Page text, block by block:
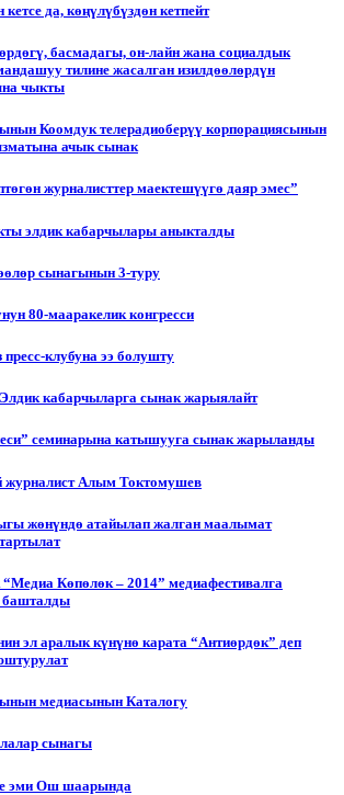
да, көңүлүбүздөн кетпейт
басмадагы, он-лайн жана социалдык
тилине жасалган изилдөөлөрдүн
чыкты
Коомдук телерадиоберүү корпорациясынын
ачык сынак
журналисттер маектешүүгө даяр эмес”
элдик кабарчылары аныкталды
сынагынын 3-туру
80-мааракелик конгресси
клубуна ээ болушту
кабарчыларга сынак жарыялайт
семинарына катышууга сынак жарыланды
журналист Алым Токтомушев
жөнүндө атайылап жалган маалымат
“Медиа Көпөлөк – 2014” медиафестивалга
башталды
эл аралык күнүнө карата “Антиөрдөк” деп
медиасынын Каталогу
сынагы
эми Ош шаарында